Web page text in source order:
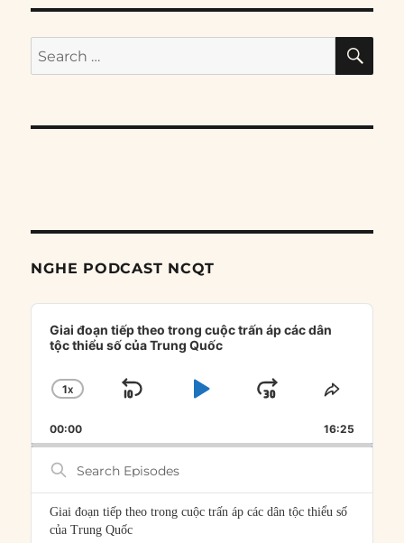
Search
for:
NGHE PODCAST NCQT
Audio
Player
Giai đoạn tiếp theo trong cuộc trấn áp các dân
tộc thiểu số của Trung Quốc
CHANGE
RATE
1X
SKIP
PLAYJUMP
FORWARD
SHARE
00:00 16:25
Search
Episodes
Giai đoạn tiếp theo trong cuộc trấn áp các dân tộc thiểu số
của Trung Quốc